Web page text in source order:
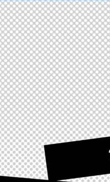
정권을 근거로 삼은 의료조력임
문, 내 삶의 주인은 누구인
고 의료조력임종
사회로 이어진 조력임종 논쟁
쇄 살인마인가 | 사회적 논의
살의 상징이 된 나라
길이 열리다 | 디그니타스,
인가
서 죽음의 질이 가장 높은 나라
소녀, 왕샤오민 | 조력임종 허
임종 논의의 출발점에 서다
헌법소원 | 행복추구권, 사생